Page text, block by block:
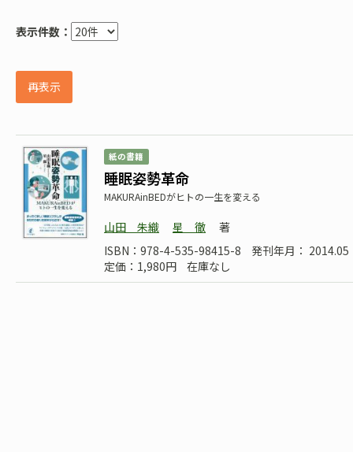
表示件数：
再表示
紙の書籍
睡眠姿勢革命
MAKURAinBEDがヒトの一生を変える
山田 朱織 星 徹
著
ISBN：978-4-535-98415-8
発刊年月：
定価：1,980円
在庫なし